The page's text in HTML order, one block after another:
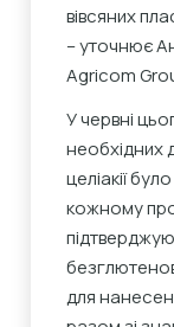
вівсяних
– уточнює
Agricom
У червні
необхідних
целіакії
кожному
для